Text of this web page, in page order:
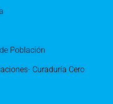
Población
Curaduría Cero